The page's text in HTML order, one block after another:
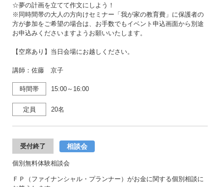
☆夢の計画を立てて作文にしよう！
※同時間帯の大人の方向けセミナー「我が家の教育費」に保護者の
方が参加をご希望の場合は、お手数でもイベント申込画面から別途
お申込みくださいますようお願いいたします。
【空席あり】当日会場にお越しください。
講師：佐藤 京子
時間帯 15:00～16:00
定員 20名
受付終了 相談会
個別無料体験相談会
ＦＰ（ファイナンシャル・プランナー）がお金に関する個別相談に